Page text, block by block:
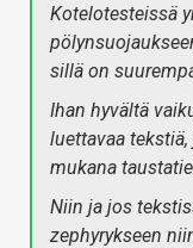
Kotelotesteissä
sillä on
Ihan hyvältä
luettavaa
mukana
Niin ja jos
zephyrykseen